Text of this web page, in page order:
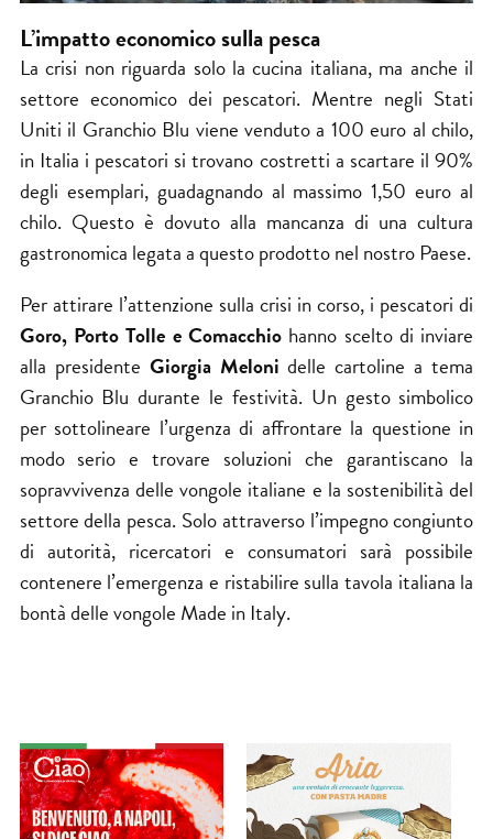
L’impatto economico sulla pesca
La crisi non riguarda solo la cucina italiana, ma anche il
settore economico dei pescatori. Mentre negli Stati
Uniti il Granchio Blu viene venduto a 100 euro al chilo,
in Italia i pescatori si trovano costretti a scartare il 90%
degli esemplari, guadagnando al massimo 1,50 euro al
chilo. Questo è dovuto alla mancanza di una cultura
gastronomica legata a questo prodotto nel nostro Paese.
Per attirare l’attenzione sulla crisi in corso, i pescatori di
Goro, Porto Tolle e Comacchio hanno scelto di inviare
alla presidente Giorgia Meloni delle cartoline a tema
Granchio Blu durante le festività. Un gesto simbolico
per sottolineare l’urgenza di affrontare la questione in
modo serio e trovare soluzioni che garantiscano la
sopravvivenza delle vongole italiane e la sostenibilità del
settore della pesca. Solo attraverso l’impegno congiunto
di autorità, ricercatori e consumatori sarà possibile
contenere l’emergenza e ristabilire sulla tavola italiana la
bontà delle vongole Made in Italy.